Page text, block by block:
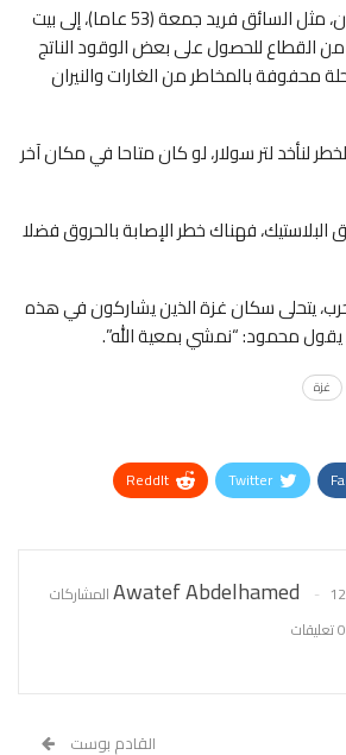
ويتوجه فلسطينيون آخرون، مثل السائق فريد جمعة (53 عاما)، إلى بيت
من القطاع للحصول على بعض الوقود الناتج
محفوفة بالمخاطر من الغارات والنيران
لنأخد لتر سولار، لو كان متاحا في مكان آخر
فهناك خطر الإصابة بالحروق فضلا
من الحرب، يتحلى سكان غزة الذين يشاركون في هذه
إذ يقول محمود: “نمشي بمعية الله”.
غزة
Twitter
ReddIt
Awatef Abdelhamed
0 تعليقات
القادم بوست